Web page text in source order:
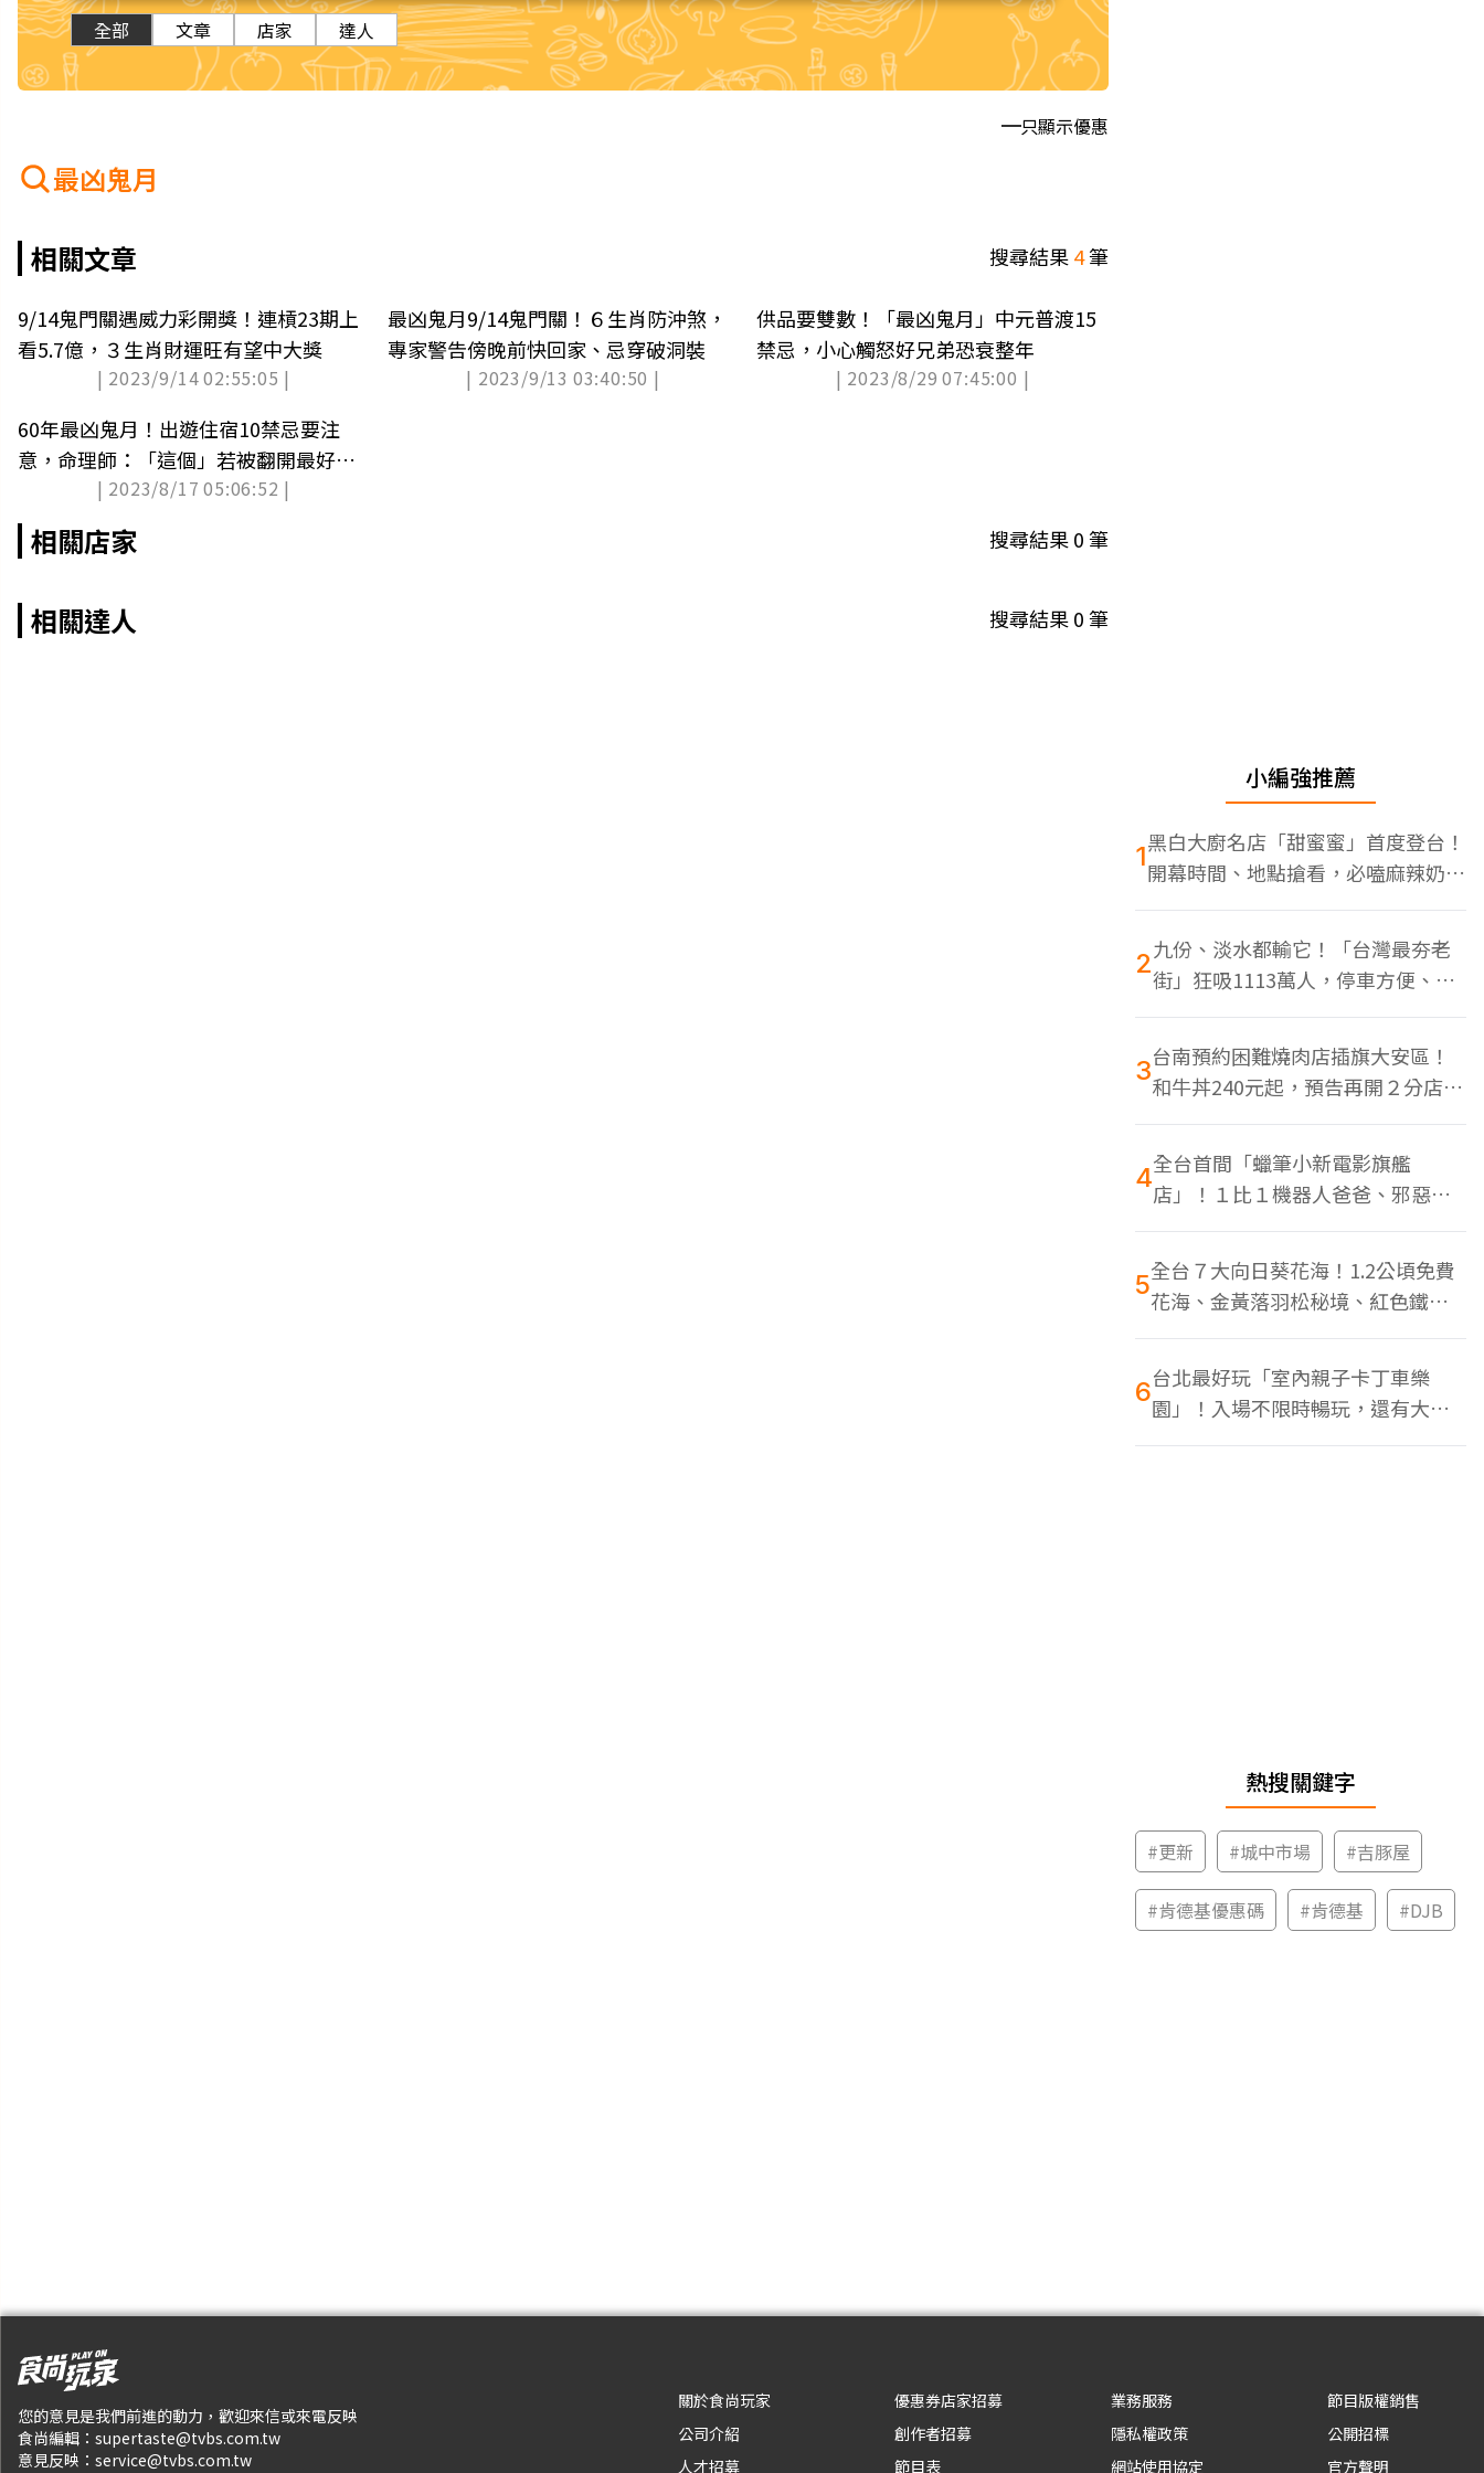
全部 文章 店家 達人
只顯示優惠
最凶鬼月
相關文章 搜尋結果4筆
9/14鬼門關遇威力彩開獎！連槓23期上
看5.7億，３生肖財運旺有望中大獎
| 2023/9/14 02:55:05 |
最凶鬼月9/14鬼門關！６生肖防沖煞，
專家警告傍晚前快回家、忌穿破洞裝
| 2023/9/13 03:40:50 |
供品要雙數！「最凶鬼月」中元普渡15
禁忌，小心觸怒好兄弟恐衰整年
| 2023/8/29 07:45:00 |
60年最凶鬼月！出遊住宿10禁忌要注
意，命理師：「這個」若被翻開最好換
| 2023/8/17 05:06:52 |
相關店家 搜尋結果0筆
相關達人 搜尋結果0筆
小編強推薦
1黑白大廚名店「甜蜜蜜」首度登台！
開幕時間、地點搶看，必嗑麻辣奶油
蝦
2九份、淡水都輸它！「台灣最夯老
街」狂吸1113萬人，停車方便、特
色美食多
3台南預約困難燒肉店插旗大安區！
和牛丼240元起，預告再開２分店、
地點曝光
4全台首間「蠟筆小新電影旗艦
店」！１比１機器人爸爸、邪惡正
男，百款周邊買翻
5全台７大向日葵花海！1.2公頃免費
花海、金黃落羽松秘境、紅色鐵橋
同框
6台北最好玩「室內親子卡丁車樂
園」！入場不限時暢玩，還有大螢
幕Switch遊戲區
熱搜關鍵字
#更新 #城中市場 #吉豚屋
#肯德基優惠碼 #肯德基 #DJB
您的意見是我們前進的動力，歡迎來信或來電反映
食尚編輯： supertaste@tvbs.com.tw
意見反映： service@tvbs.com.tw
關於食尚玩家
公司介紹
人才招募
優惠券店家招募
創作者招募
節目表
業務服務
隱私權政策
網站使用協定
節目版權銷售
公開招標
官方聲明